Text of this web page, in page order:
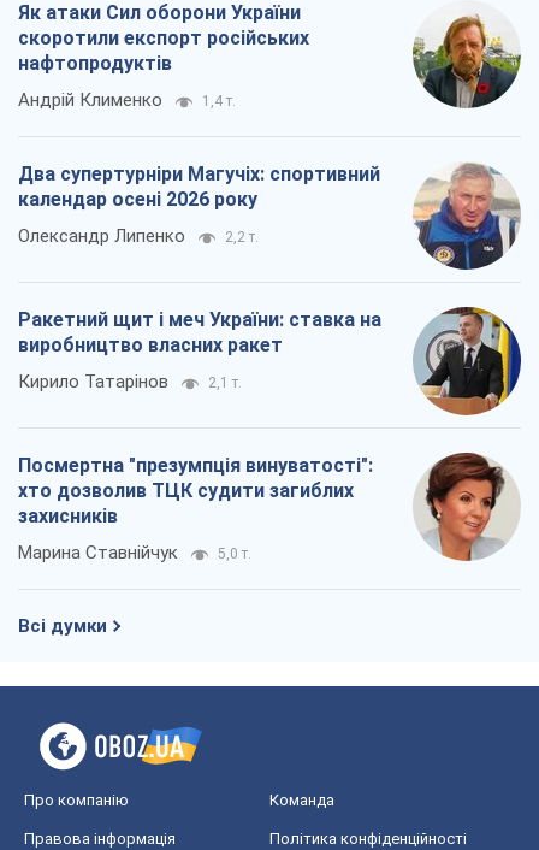
Як атаки Сил оборони України
скоротили експорт російських
нафтопродуктів
Андрій Клименко 1,4 т.
Два супертурніри Магучіх: спортивний
календар осені 2026 року
Олександр Липенко 2,2 т.
Ракетний щит і меч України: ставка на
виробництво власних ракет
Кирило Татарінов 2,1 т.
Посмертна "презумпція винуватості":
хто дозволив ТЦК судити загиблих
захисників
Марина Ставнійчук 5,0 т.
Всі думки
Про компанію Команда
Правова інформація Політика конфіденційності